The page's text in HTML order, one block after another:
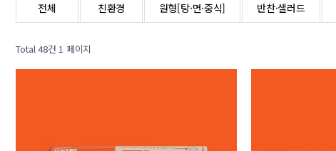
전체 친환경 원형[탕·면·중식] 반찬·샐러드
Total 48건 1 페이지